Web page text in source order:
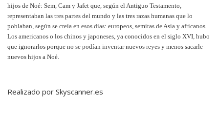
hijos de Noé: Sem, Cam y Jafet que, según el Antiguo Testamento,
representaban las tres partes del mundo y las tres razas humanas que lo
poblaban, según se creía en esos días: europeos, semitas de Asia y africanos.
Los americanos o los chinos y japoneses, ya conocidos en el siglo XVI, hubo
que ignorarlos porque no se podían inventar nuevos reyes y menos sacarle
nuevos hijos a Noé.
Realizado por Skyscanner.es